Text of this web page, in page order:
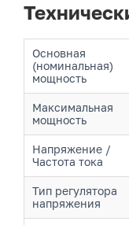
Основная
(номинальная)
мощность
Максимальная
мощность
Напряжение /
Частота тока
Тип регулятора
напряжения